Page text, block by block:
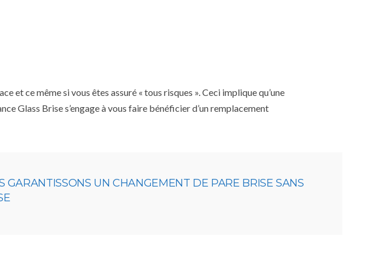
et ce même si vous êtes assuré « tous risques ». Ceci implique qu’une
Glass Brise s’engage à vous faire bénéficier d’un remplacement
UN CHANGEMENT DE PARE BRISE SANS